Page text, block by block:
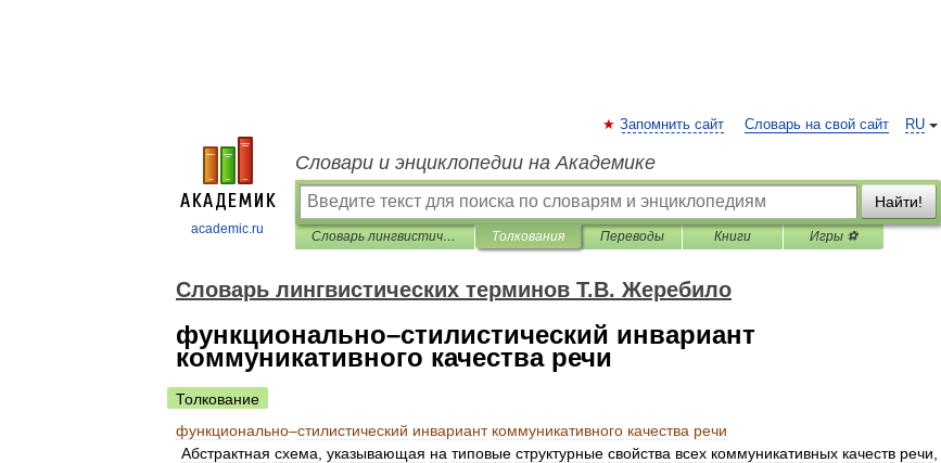
academic.ru
RU
Запомнить сайт Словарь на свой сайт
Словари и энциклопедии на Академике
Найти!
Словарь лингвистических терминов Т.В. Жеребило Толкования Переводы Книги Игры ⚽
Словарь лингвистических терминов Т.В. Жеребило
функционально–стилистический инвариант
коммуникативного качества речи
Толкование
функционально–стилистический инвариант коммуникативного качества речи
Абстрактная схема указывающая на типовые структурные свойства всех коммуникативных качеств речи